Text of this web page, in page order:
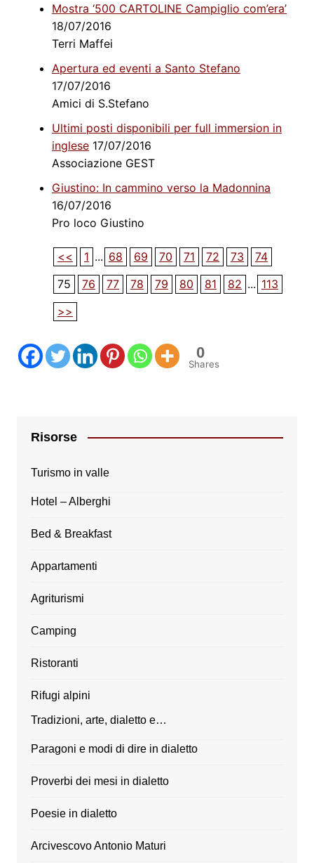
Mostra ‘500 CARTOLINE Campiglio com’era’
18/07/2016
Terri Maffei
Apertura ed eventi a Santo Stefano
17/07/2016
Amici di S.Stefano
Ultimi posti disponibili per full immersion in
inglese17/07/2016
Associazione GEST
Giustino: In cammino verso la Madonnina
16/07/2016
Pro loco Giustino
<< 1 ... 68 69 70 71 72 73
74
75
76 77 78 79 80 81 82 ... 113
>>
0
Shares
Risorse
Turismo in valle
Hotel – Alberghi
Bed & Breakfast
Appartamenti
Agriturismi
Camping
Ristoranti
Rifugi alpini
Tradizioni, arte, dialetto e…
Paragoni e modi di dire in dialetto
Proverbi dei mesi in dialetto
Poesie in dialetto
Arcivescovo Antonio Maturi